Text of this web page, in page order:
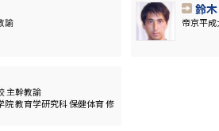
諭
鈴
帝京平
主幹教諭
院 教育学研究科 保健体育 修